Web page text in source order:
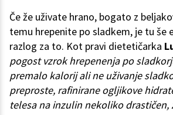
Če že uživate hrano, bogato z
temu hrepenite po sladkem, je tu še
razlog za to. Kot pravi dietetičarka
pogost vzrok hrepenenja po
premalo kalorij ali ne uživanje
preproste, rafinirane ogljikove
telesa na inzulin nekoliko drastičen,